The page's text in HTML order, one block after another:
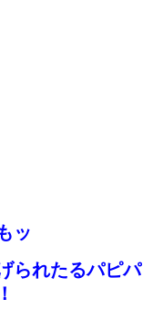
ッ
られたるパピパ